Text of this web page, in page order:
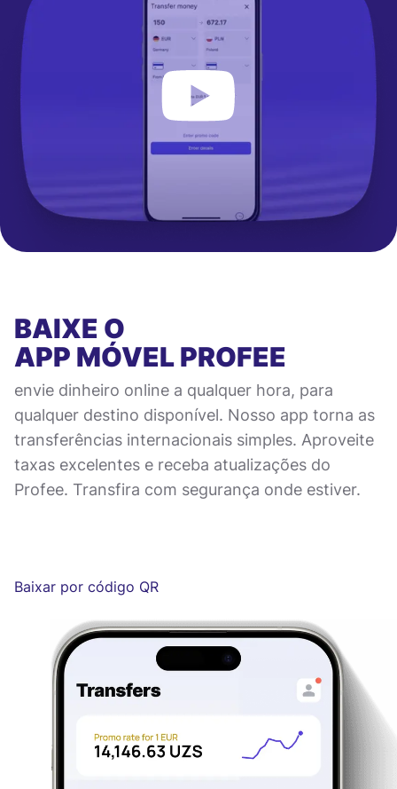
BAIXE O
APP MÓVELPROFEE
envie dinheiro online a qualquer hora, para
qualquer destino disponível. Nosso app torna as
transferências internacionais simples. Aproveite
taxas excelentes e receba atualizações do
Profee. Transfira com segurança onde estiver.
Baixar por código QR